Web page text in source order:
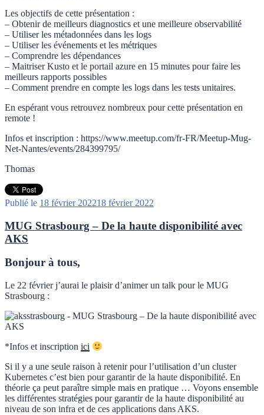
Les objectifs de cette présentation :
– Obtenir de meilleurs diagnostics et une meilleure observabilité
– Utiliser les métadonnées dans les logs
– Utiliser les événements et les métriques
– Comprendre les dépendances
– Maitriser Kusto et le portail azure en 15 minutes pour faire les
meilleurs rapports possibles
– Comment prendre en compte les logs dans les tests unitaires.
En espérant vous retrouvez nombreux pour cette présentation en
remote !
Infos et inscription : https://www.meetup.com/fr-FR/Meetup-Mug-
Net-Nantes/events/284399795/
Thomas
Publié le 18 février 202218 février 2022
MUG Strasbourg – De la haute disponibilité avec
AKS
Bonjour à tous,
Le 22 février j’aurai le plaisir d’animer un talk pour le MUG
Strasbourg :
*Infos et inscription ici
Si il y a une seule raison à retenir pour l’utilisation d’un cluster
Kubernetes c’est bien pour garantir de la haute disponibilité. En
théorie ça peut paraître simple mais en pratique … Voyons ensemble
les différentes stratégies pour garantir de la haute disponibilité au
niveau de son infra et de ces applications dans AKS.